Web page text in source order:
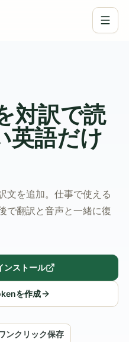
対訳で読
英語だけ
文を追加。仕事で使える
で翻訳と音声と一緒に復
ンストール
を作成
ンクリック保存